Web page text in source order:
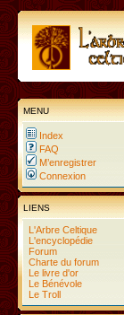
MENU
Index
FAQ
M’enregistrer
Connexion
LIENS
L'Arbre Celtique
L'encyclopédie
Forum
Charte du forum
Le livre d'or
Le Bénévole
Le Troll